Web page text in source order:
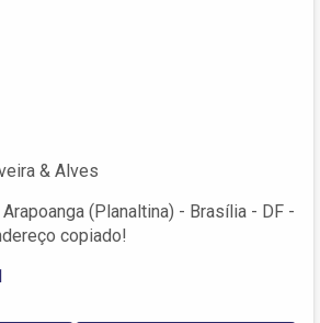
& Alves
Arapoanga (Planaltina) - Brasília - DF -
copiado!